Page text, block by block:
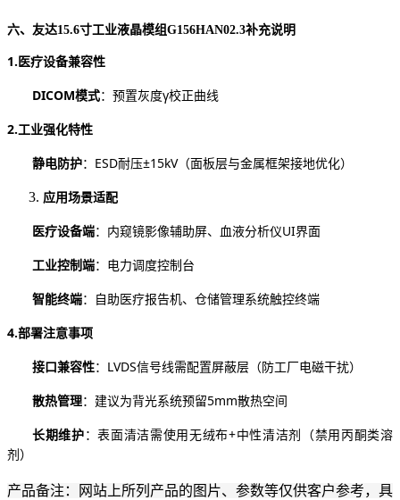
六、 友达15.6寸工业液晶模组G156HAN02.3补充说明
1.医疗设备兼容性
DICOM模式：预置灰度γ校正曲线
2.工业强化特性
静电防护： ESD耐压±15kV（面板层与金属框架接地优化）
应用场景适配
医疗设备端：内窥镜影像辅助屏、血液分析仪UI界面
工业控制端：电力调度控制台
智能终端：自助医疗报告机、仓储管理系统触控终端
4.部署注意事项
接口兼容性： LVDS信号线需配置屏蔽层（防工厂电磁干扰）
散热管理：建议为背光系统预留5mm散热空间
长期维护：表面清洁需使用无绒布+中性清洁剂（禁用丙酮类溶
剂）
产品备注：网站上所列产品的图片、参数等仅供客户参考，具